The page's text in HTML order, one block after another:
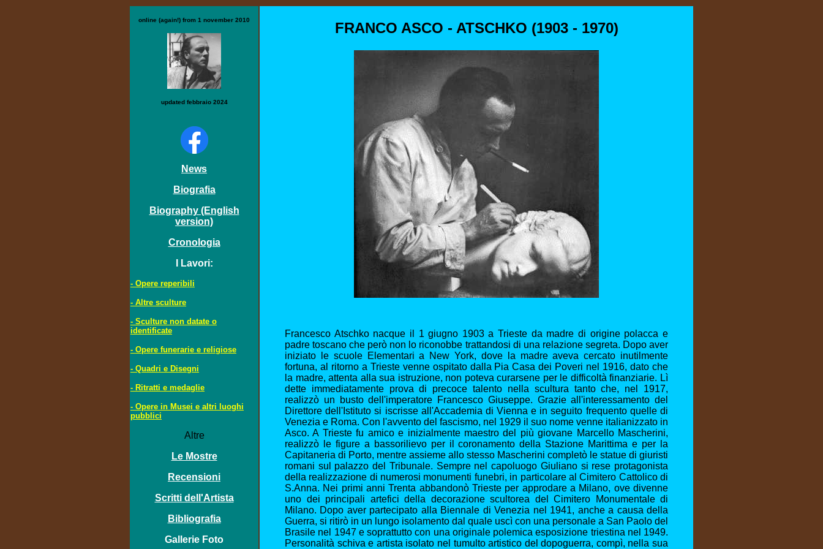
online (again!) from 1 november 2010
updated febbraio 2024
News
Biografia
Biography (English
version)
Cronologia
I Lavori:
- Opere reperibili
- Altre sculture
- Sculture non datate o
identificate
- Opere funerarie e religiose
- Quadri e Disegni
- Ritratti e medaglie
- Opere in Musei e altri luoghi
pubblici
Altre
Le Mostre
Recensioni
Scritti dell'Artista
Bibliografia
Gallerie Foto
FRANCO ASCO - ATSCHKO (1903 - 1970)
Francesco Atschko nacque il 1 giugno 1903 a Trieste da madre di origine polacca e
padre toscano che però non lo riconobbe trattandosi di una relazione segreta. Dopo aver
iniziato le scuole Elementari a New York, dove la madre aveva cercato inutilmente
fortuna, al ritorno a Trieste venne ospitato dalla Pia Casa dei Poveri nel 1916, dato che
la madre, attenta alla sua istruzione, non poteva curarsene per le difficoltà finanziarie. Lì
dette immediatamente prova di precoce talento nella scultura tanto che, nel 1917,
realizzò un busto dell'imperatore Francesco Giuseppe. Grazie all'interessamento del
Direttore dell'Istituto si iscrisse all'Accademia di Vienna e in seguito frequento quelle di
Venezia e Roma. Con l'avvento del fascismo, nel 1929 il suo nome venne italianizzato in
Asco. A Trieste fu amico e inizialmente maestro del più giovane Marcello Mascherini,
realizzò le figure a bassorilievo per il coronamento della Stazione Marittima e per la
Capitaneria di Porto, mentre assieme allo stesso Mascherini completò le statue di giuristi
romani sul palazzo del Tribunale. Sempre nel capoluogo Giuliano si rese protagonista
della realizzazione di numerosi monumenti funebri, in particolare al Cimitero Cattolico di
S.Anna. Nei primi anni Trenta abbandonò Trieste per approdare a Milano, ove divenne
uno dei principali artefici della decorazione scultorea del Cimitero Monumentale di
Milano. Dopo aver partecipato alla Biennale di Venezia nel 1941, anche a causa della
Guerra, si ritirò in un lungo isolamento dal quale uscì con una personale a San Paolo del
Brasile nel 1947 e soprattutto con una originale polemica esposizione triestina nel 1949.
Personalità schiva e artista isolato nel tumulto artistico del dopoguerra, compì, nella sua